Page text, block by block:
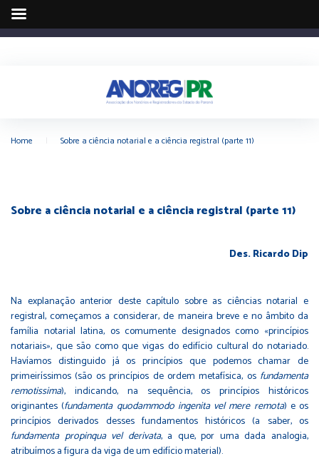
Home Sobre a ciência notarial e a ciência registral (parte 11)
Sobre a ciência notarial e a ciência registral (parte 11)
Des. Ricardo Dip
Na explanação anterior deste capítulo sobre as ciências notarial e
registral, começamos a considerar, de maneira breve e no âmbito da
família notarial latina, os comumente designados como «princípios
notariais», que são como que vigas do edifício cultural do notariado.
Havíamos distinguido já os princípios que podemos chamar de
primeiríssimos (são os princípios de ordem metafísica, os fundamenta
remotissima), indicando, na sequência, os princípios históricos
originantes (fundamenta quodammodo ingenita vel mere remota) e os
princípios derivados desses fundamentos históricos (a saber, os
fundamenta propinqua vel derivata, a que, por uma dada analogia,
atribuímos a figura da viga de um edifício material).